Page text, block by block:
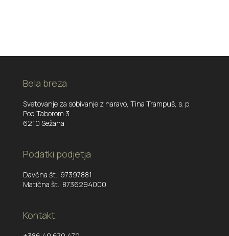
Bela breza
Svetovanje za sobivanje z naravo, Tina Trampuš, s. p.
Pod Taborom 3
6210 Sežana
Podatki podjetja
Davčna št.: 97397881
Matična št.: 8736294000
Kontakt